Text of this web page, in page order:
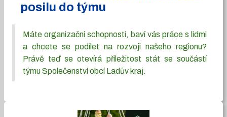
posilu do týmu
Máte organizační schopnosti, baví vás práce s lidmi
a chcete se podílet na rozvoji našeho regionu?
Právě teď se otevírá příležitost stát se součástí
týmu Společenství obcí Ladův kraj.